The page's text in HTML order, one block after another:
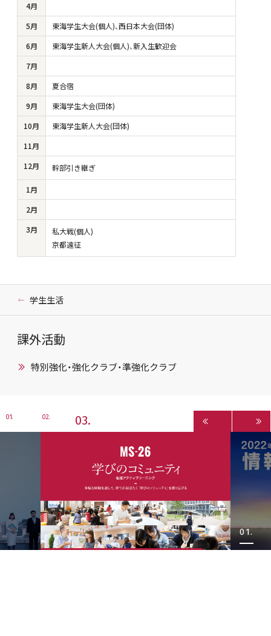
4月
5月
東海学生大会(個人)、西日本大会(団体)
6月
東海学生新人大会(個人)、新入生歓迎会
7月
8月
夏合宿
9月
東海学生大会(団体)
10月
東海学生新人大会(団体)
11月
12月
幹部引き継ぎ
1月
2月
3月
私大戦(個人)
京都遠征
学生生活
課外活動
特別強化・強化クラブ・準強化クラブ
1 2 3